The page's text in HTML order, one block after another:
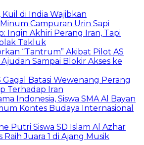
Kuil di India Wajibkan
Campuran Urin Sapi
Ingin Akhiri Perang Iran, Tapi
Takluk
“Tantrum” Akibat Pilot AS
Sampai Blokir Akses ke
Gagal Batasi Wewenang Perang
Terhadap Iran
Indonesia, Siswa SMA Al Bayan
Kontes Budaya Internasional
Putri Siswa SD Islam Al Azhar
Raih Juara 1 di Ajang Musik